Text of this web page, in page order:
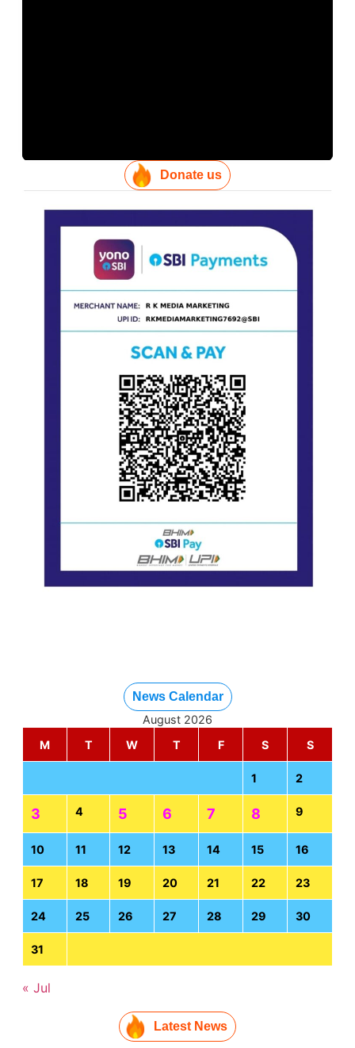
Donate us
News Calendar
August 2026
M
T W T F S S
1 2
3 4 5 6 7 8 9
10 11 12 13 14 15 16
17 18 19 20 21 22 23
24 25 26 27 28 29 30
31
« Jul
Latest News